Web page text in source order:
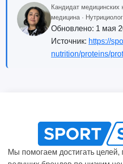
Кандидат медицинских
медицина ·
Обновлено: 1 мая
Источник: https://
nutrition/proteins/
Мы помогаем достигать целей,